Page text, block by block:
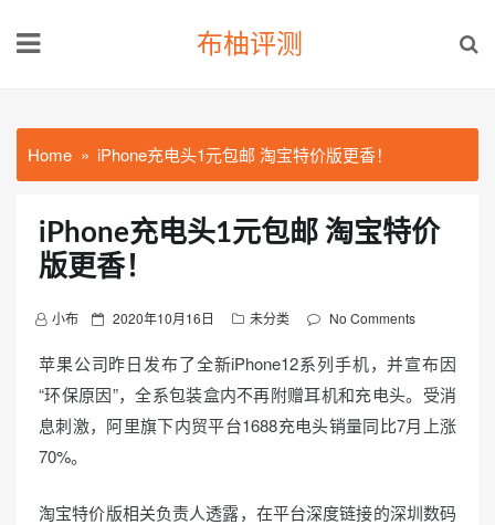
布柚评测
Home iPhone充电头1元包邮 淘宝特价版更香！
iPhone充电头1元包邮 淘宝特价
版更香！
小布
P
s
t
e
n
2020年10月16日 未分类 No Comments
苹果公司昨日发布了全新iPhone12系列手机，并宣布因
“环保原因”，全系包装盒内不再附赠耳机和充电头。受消
息刺激，阿里旗下内贸平台1688充电头销量同比7月上涨
70%。
淘宝特价版相关负责人透露，在平台深度链接的深圳数码